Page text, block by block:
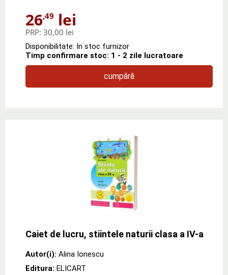
26,49 lei
PRP: 30,00 lei
Disponibilitate: In stoc furnizor
Timp confirmare stoc: 1 - 2 zile lucratoare
cumpără
Caiet de lucru, stiintele naturii clasa a IV-a
Autor(i): Alina Ionescu
Editura: ELICART